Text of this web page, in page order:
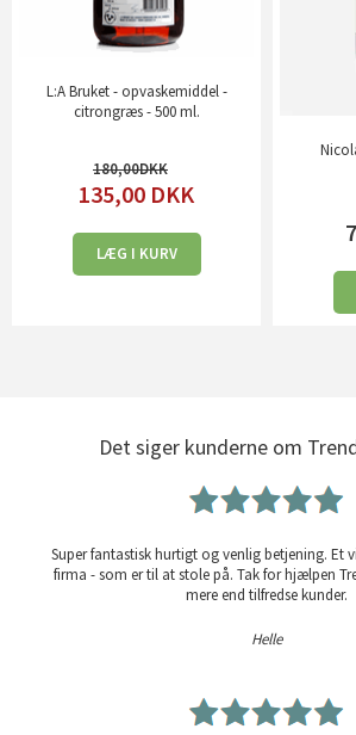
L:A Bruket - opvaskemiddel -
citrongræs - 500 ml.
180,00
135,00 DKK
LÆG I KURV
Det siger kunderne om
Super fantastisk hurtigt og venlig betjening. Et
firma - som er til at stole på. Tak for hjælpen
mere end tilfredse kunder.
Helle